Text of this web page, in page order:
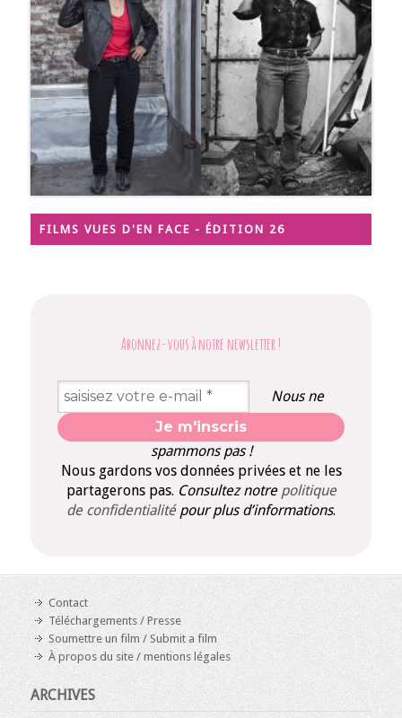
FILMS VUES D'EN FACE - ÉDITION 26
Abonnez-vous à notre newsletter !
Nous ne
spammons pas !
Nous gardons vos données privées et ne les
partagerons pas. Consultez notre politique
de confidentialité pour plus d’informations.
Contact
Téléchargements / Presse
Soumettre un film / Submit a film
À propos du site / mentions légales
ARCHIVES